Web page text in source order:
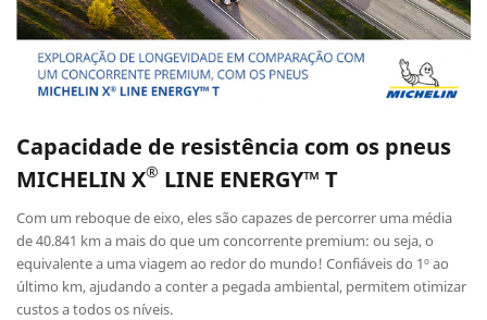
Capacidade de resistência com os pneus
MICHELIN X® LINE ENERGY™ T
Com um reboque de eixo, eles são capazes de percorrer uma média
de 40.841 km a mais do que um concorrente premium: ou seja, o
equivalente a uma viagem ao redor do mundo! Confiáveis do 1º ao
último km, ajudando a conter a pegada ambiental, permitem otimizar
custos a todos os níveis.